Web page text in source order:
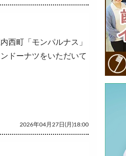
西町「モンパルナス」
ドーナツをいただいて
2026年04月27日(月)18:00